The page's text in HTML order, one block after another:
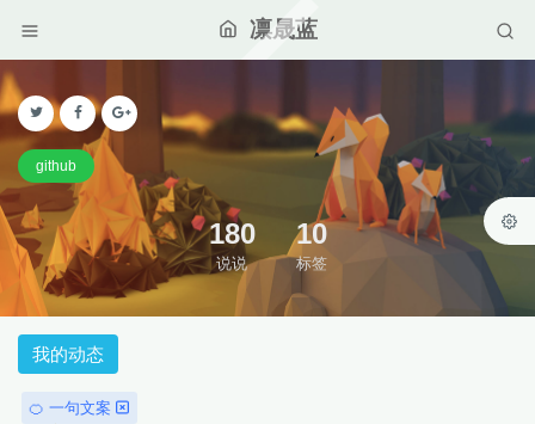
凛晟蓝
github
180
说说
10
标签
我的动态
🍊 一句文案